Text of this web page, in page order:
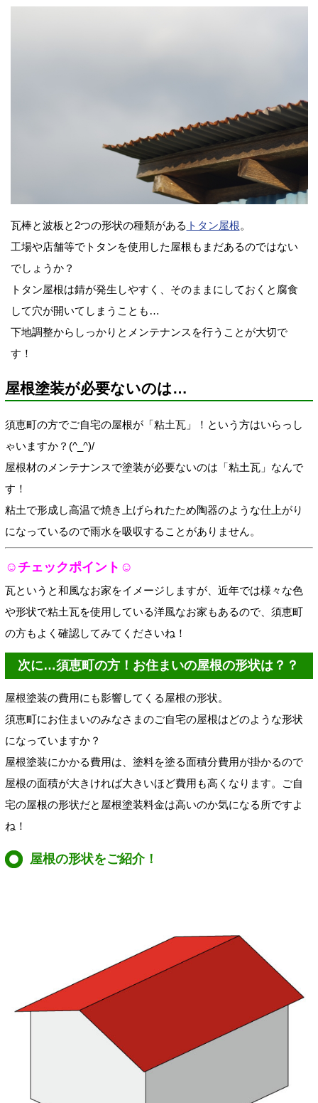
瓦棒と波板と2つの形状の種類がある トタン屋根。
工場や店舗等でトタンを使用した屋根もまだあるのではない
でしょうか？
トタン屋根は錆が発生しやすく、そのままにしておくと腐食
して穴が開いてしまうことも…
下地調整からしっかりとメンテナンスを行うことが大切で
す！
屋根塗装が必要ないのは…
須恵町の方でご自宅の屋根が「粘土瓦」！という方はいらっし
ゃいますか？(^_^)/
屋根材のメンテナンスで塗装が必要ないのは「粘土瓦」なんで
す！
粘土で形成し高温で焼き上げられたため陶器のような仕上がり
になっているので雨水を吸収することがありません。
☺チェックポイント☺
瓦というと和風なお家をイメージしますが、近年では様々な色
や形状で粘土瓦を使用している洋風なお家もあるので、須恵町
の方もよく確認してみてくださいね！
次に…須恵町の方！お住まいの屋根の形状は？？
屋根塗装の費用にも影響してくる屋根の形状。
須恵町にお住まいのみなさまのご自宅の屋根はどのような形状
になっていますか？
屋根塗装にかかる費用は、塗料を塗る面積分費用が掛かるので
屋根の面積が大きければ大きいほど費用も高くなります。ご自
宅の屋根の形状だと屋根塗装料金は高いのか気になる所ですよ
ね！
屋根の形状をご紹介！